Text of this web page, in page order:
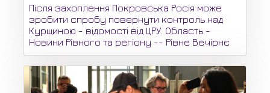
Після захоплення Покровська Росія може
зробити спробу повернути контроль над
Курщиною - відомості від ЦРУ. Область -
Новини Рівного та регіону -- Рівне Вечірнє